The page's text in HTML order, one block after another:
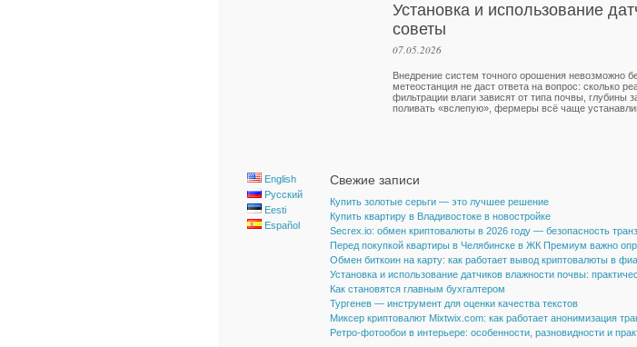
Установка и использование
советы
07.05.2026
Внедрение систем точного орошения невозможно
метеостанция не даст ответа на вопрос: сколько
фильтрации влаги зависят от типа почвы,
поливать «вслепую», фермеры всё чаще
English
Русский
Eesti
Español
Свежие записи
Купить золотые серьги — это лучшее решение
Купить квартиру в Владивостоке в новостройке
Secrex.io: обмен криптовалюты в 2026 году — безопасность
Перед покупкой квартиры в Челябинске в ЖК Премиум важно
Обмен биткоин на карту: как работает вывод криптовалюты в
Установка и использование датчиков влажности почвы:
Как становятся главным бухгалтером
Тургенев — инструмент для оценки качества текстов
Миксер криптовалют Mixtwix.com: как работает анонимизация
Ретро-фотообои в интерьере: особенности, разновидности и